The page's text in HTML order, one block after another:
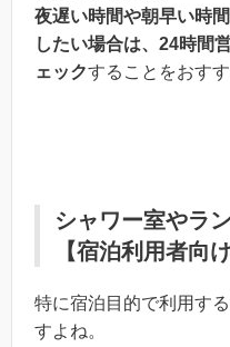
夜遅い時間や朝早い時
したい場合は、24時間
ェックすることをおすす
シャワー室やラ
【宿泊利用者向け
特に宿泊目的で利用す
すよね。